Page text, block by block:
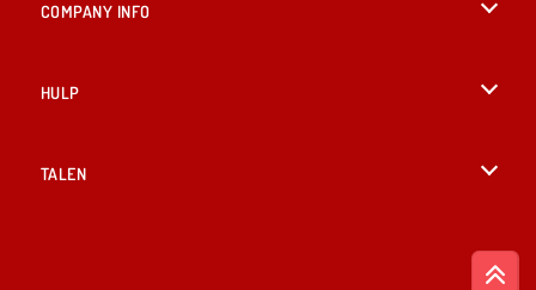
COMPANY INFO
HULP
TALEN